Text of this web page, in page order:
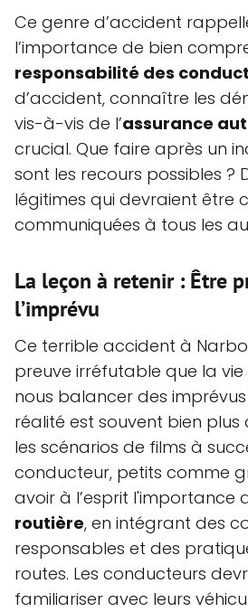
Ce genre d’accident
l’importance de bien
responsabilité des
d’accident, connaître les
vis-à-vis de l’assurance
crucial. Que faire après un
sont les recours possibles ?
légitimes qui devraient être
communiquées à tous les
La leçon à retenir : Être
l’imprévu
Ce terrible accident à
preuve irréfutable que la
nous balancer des
réalité est souvent bien
les scénarios de films à
conducteur, petits comme
avoir à l’esprit l'importance
routière, en intégrant des
responsables et des
routes. Les conducteurs
familiariser avec leurs